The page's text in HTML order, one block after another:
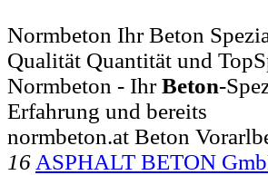
Normbeton Ihr Beton
Qualität Quantität und
Normbeton - IhrBeton-
Erfahrung und bereits
normbeton.at Beton
16 ASPHALT BETON